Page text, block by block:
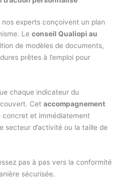
experts conçoivent un plan
Leconseil Qualiopi au
de modèles de documents,
prêtes à l’emploi pour
chaque indicateur du
Cetaccompagnement
concret et immédiatement
secteur d’activité ou la taille de
pas à pas vers la conformité
sécurisée.